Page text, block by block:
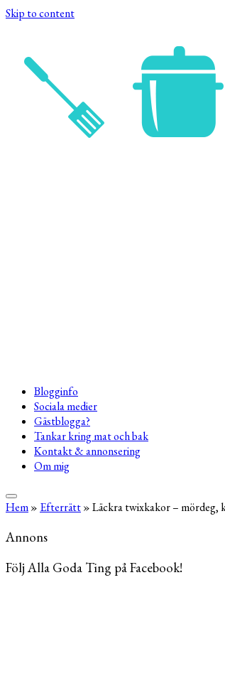
Skip to content
Blogginfo
Sociala medier
Gästblogga?
Tankar kring mat och bak
Kontakt & annonsering
Om mig
Hem» Efterrätt»Läckra twixkakor – mördeg,
Annons
Följ Alla Goda Ting på Facebook!